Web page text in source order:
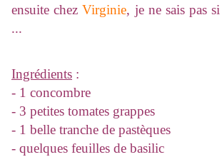
ensuite chezVirginie, je ne sais pas
...
Ingrédients :
- 1 concombre
- 3 petites tomates grappes
- 1 belle tranche de pastèques
- quelques feuilles de basilic